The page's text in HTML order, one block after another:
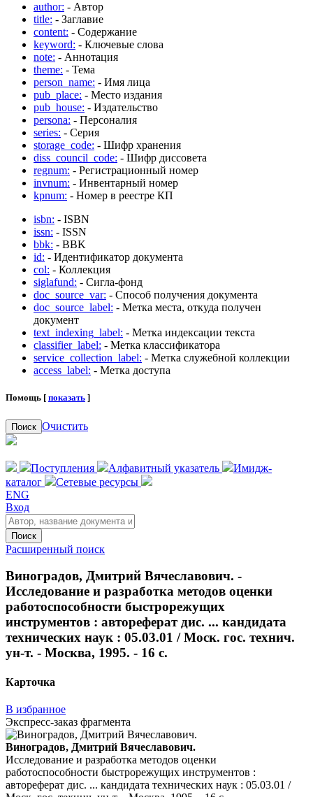
author: - Автор
title: - Заглавие
content: - Содержание
keyword: - Ключевые слова
note: - Аннотация
theme: - Тема
person_name: - Имя лица
pub_place: - Место издания
pub_house: - Издательство
persona: - Персоналия
series: - Серия
storage_code: - Шифр хранения
diss_council_code: - Шифр диссовета
regnum: - Регистрационный номер
invnum: - Инвентарный номер
kpnum: - Номер в реестре КП
isbn: - ISBN
issn: - ISSN
bbk: - BBK
id: - Идентификатор документа
col: - Коллекция
siglafund: - Сигла-фонд
doc_source_var: - Способ получения документа
doc_source_label: - Метка места, откуда получен
документ
text_indexing_label: - Метка индексации текста
classifier_label: - Метка классификатора
service_collection_label: - Метка служебной коллекции
access_label: - Метка доступа
Помощь [ показать ]
Поиск Очистить
Поступления Алфавитный указатель
Имидж-
каталог
Сетевые ресурсы
ENG
Вход
Поиск
Расширенный поиск
Виноградов, Дмитрий Вячеславович. -
Исследование и разработка методов оценки
работоспособности быстрорежущих
инструментов : автореферат дис. ... кандидата
технических наук : 05.03.01 / Моск. гос. технич.
ун-т. - Москва, 1995. - 16 с.
Карточка
В избранное
Экспресс-заказ фрагмента
Виноградов, Дмитрий Вячеславович.
Исследование и разработка методов оценки
работоспособности быстрорежущих инструментов :
автореферат дис. ... кандидата технических наук : 05.03.01 /